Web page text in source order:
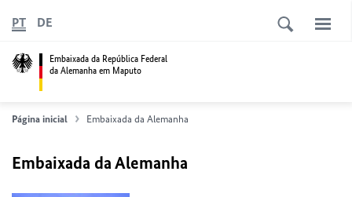
Embaixada da República Federal
da Alemanha em Maputo
PT DE
Página inicial Embaixada da Alemanha
Embaixada da Alemanha